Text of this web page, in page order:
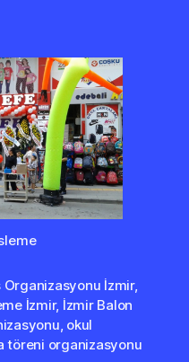
Organizasyonu İzmir,
İzmir, İzmir Balon
, okul
töreni organizasyonu